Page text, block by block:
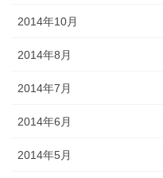
2014年10月
2014年8月
2014年7月
2014年6月
2014年5月